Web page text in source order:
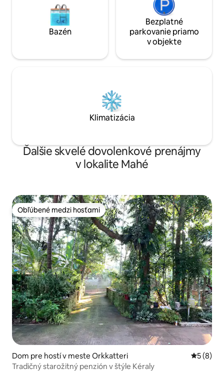
Bazén
Bezplatné
parkovanie priamo
v objekte
Klimatizácia
Ďalšie skvelé dovolenkové prenájmy
v lokalite Mahé
Obľúbené medzi hosťami
Obľúbené medzi hosťami
Dom pre hostí v meste Orkkatteri
5 (8)
Tradičný starožitný penzión v štýle Kéraly